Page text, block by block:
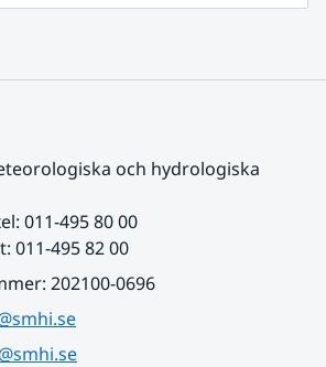
och hydrologiska
011-495 80 00
011-495 82 00
202100-0696